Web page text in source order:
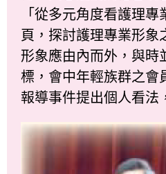
「從多元角度看護理專
頁，探討護理專業形象
形象應由內而外，與時
標，會中年輕族群之會
報導事件提出個人看法